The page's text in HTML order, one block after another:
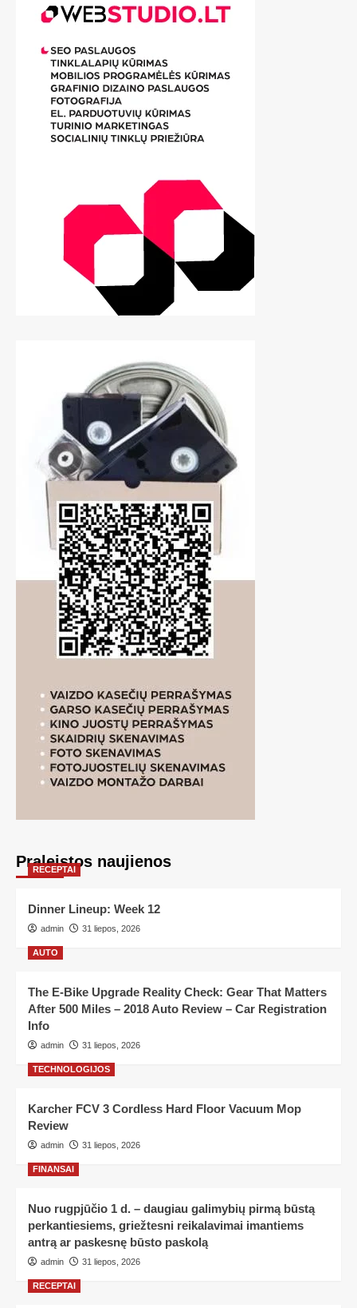
Praleistos naujienos
RECEPTAI
Dinner Lineup: Week 12
admin 31 liepos, 2026
AUTO
The E-Bike Upgrade Reality Check: Gear That Matters
After 500 Miles – 2018 Auto Review – Car Registration
Info
admin 31 liepos, 2026
TECHNOLOGIJOS
Karcher FCV 3 Cordless Hard Floor Vacuum Mop
Review
admin 31 liepos, 2026
FINANSAI
Nuo rugpjūčio 1 d. – daugiau galimybių pirmą būstą
perkantiesiems, griežtesni reikalavimai imantiems
antrą ar paskesnę būsto paskolą
admin 31 liepos, 2026
RECEPTAI